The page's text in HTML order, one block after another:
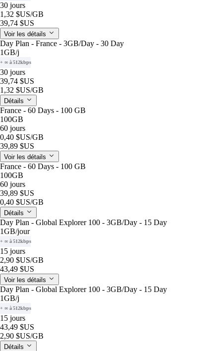
30 jours
1,32 $US/GB
39,74 $US
Voir les détails
Day Plan - France - 3GB/Day - 30 Day
1GB/j
+ ∞ à 512kbps
30 jours
39,74 $US
1,32 $US/GB
Détails
France - 60 Days - 100 GB
100GB
60 jours
0,40 $US/GB
39,89 $US
Voir les détails
France - 60 Days - 100 GB
100GB
60 jours
39,89 $US
0,40 $US/GB
Détails
Day Plan - Global Explorer 100 - 3GB/Day - 15 Day
1GB/jour
+ ∞ à 512kbps
15 jours
2,90 $US/GB
43,49 $US
Voir les détails
Day Plan - Global Explorer 100 - 3GB/Day - 15 Day
1GB/j
+ ∞ à 512kbps
15 jours
43,49 $US
2,90 $US/GB
Détails